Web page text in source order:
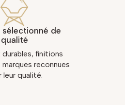
sélectionné de
qualité
durables, finitions
reconnues
leur qualité.